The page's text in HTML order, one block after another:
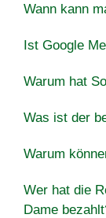
Wann kann
Ist Google
Warum hat
Was ist der
Warum
Wer hat die
Dame